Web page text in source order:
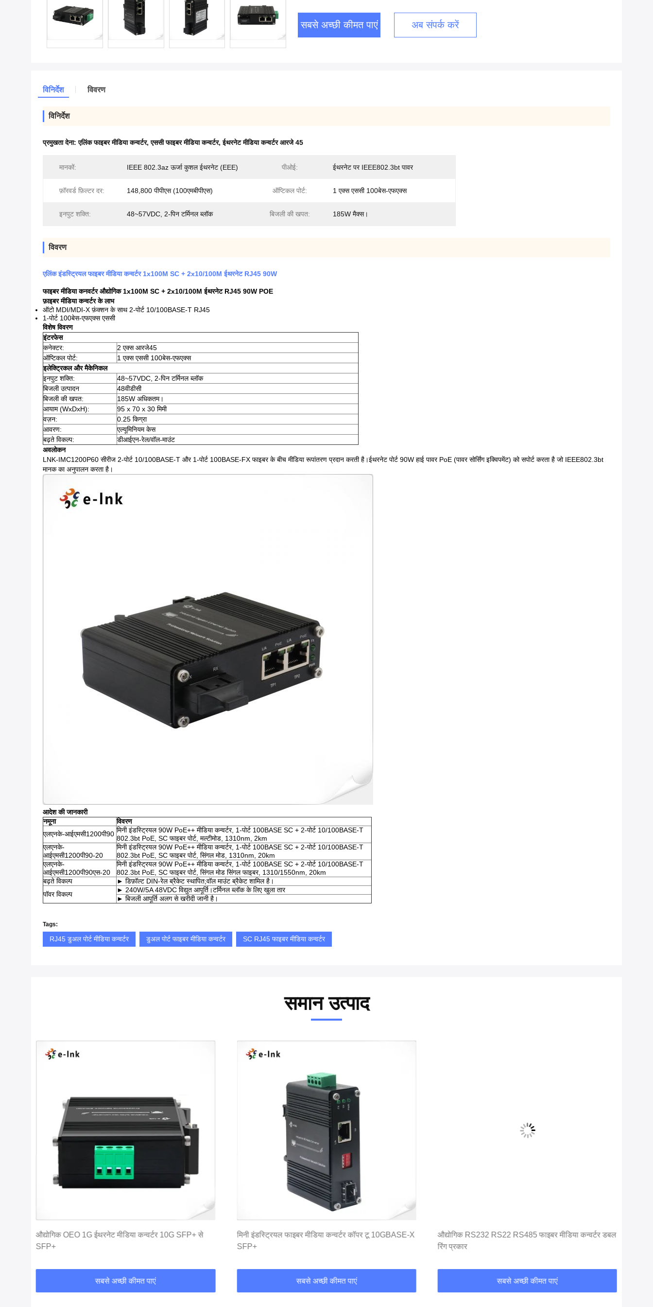
सबसे अच्छी कीमत पाएं अब संपर्क करें
विनिर्देश विवरण
विनिर्देश
प्रमुखता देना:एलिंक फाइबर मीडिया कन्वर्टर,एससी फाइबर मीडिया कन्वर्टर,ईथरनेट मीडिया कन्वर्टर आरजे 45
मानकों: IEEE 802.3az ऊर्जा कुशल ईथरनेट (EEE) पीओई: ईथरनेट पर IEEE802.3bt पावर
फ़ॉरवर्ड फ़िल्टर दर: 148,800 पीपीएस (100एमबीपीएस) ऑप्टिकल पोर्ट: 1 एक्स एससी 100बेस-एफएक्स
इनपुट शक्ति: 48~57VDC, 2-पिन टर्मिनल ब्लॉक बिजली की खपत: 185W मैक्स।
विवरण
एलिंक इंडस्ट्रियल फाइबर मीडिया कन्वर्टर 1x100M SC + 2x10/100M ईथरनेट RJ45 90W
फाइबर मीडिया कनवर्टर औद्योगिक 1x100M SC + 2x10/100M ईथरनेट RJ45 90W POE
फ़ाइबर मीडिया कन्वर्टर के लाभ
ऑटो MDI/MDI-X फ़ंक्शन के साथ 2-पोर्ट 10/100BASE-T RJ45
1-पोर्ट 100बेस-एफएक्स एससी
विशेष विवरण
इंटरफेस
कनेक्टर:
2 एक्स आरजे45
ऑप्टिकल पोर्ट:
1 एक्स एससी 100बेस-एफएक्स
इलेक्ट्रिकल और मैकेनिकल
इनपुट शक्ति:
48~57VDC, 2-पिन टर्मिनल ब्लॉक
बिजली उत्पादन
48वीडीसी
बिजली की खपत:
185W अधिकतम।
आयाम (WxDxH):
95 x 70 x 30 मिमी
वज़न:
0.25 किग्रा
आवरण:
एल्यूमिनियम केस
बढ़ते विकल्प:
डीआईएन-रेल/वॉल-माउंट
अवलोकन
LNK-IMC1200P60 सीरीज 2-पोर्ट 10/100BASE-T और 1-पोर्ट 100BASE-FX फाइबर के बीच मीडिया रूपांतरण प्रदान करती है।ईथरनेट पोर्ट 90W हाई पावर PoE (पावर सोर्सिंग इक्विपमेंट) को सपोर्ट करता है जो IEEE802.3bt
मानक का अनुपालन करता है।
आदेश की जानकारी
नमूना
विवरण
एलएनके-आईएमसी1200पी90 मिनी इंडस्ट्रियल 90W PoE++ मीडिया कन्वर्टर, 1-पोर्ट 100BASE SC + 2-पोर्ट 10/100BASE-T
802.3bt PoE, SC फाइबर पोर्ट, मल्टीमोड, 1310nm, 2km
एलएनके-
आईएमसी1200पी90-20
मिनी इंडस्ट्रियल 90W PoE++ मीडिया कन्वर्टर, 1-पोर्ट 100BASE SC + 2-पोर्ट 10/100BASE-T
802.3bt PoE, SC फाइबर पोर्ट, सिंगल मोड, 1310nm, 20km
एलएनके-
आईएमसी1200पी90एस-20
मिनी इंडस्ट्रियल 90W PoE++ मीडिया कन्वर्टर, 1-पोर्ट 100BASE SC + 2-पोर्ट 10/100BASE-T
802.3bt PoE, SC फाइबर पोर्ट, सिंगल मोड सिंगल फाइबर, 1310/1550nm, 20km
बढ़ते विकल्प
► डिफ़ॉल्ट DIN-रेल ब्रैकेट स्थापित;वॉल माउंट ब्रैकेट शामिल है।
पॉवर विकल्प
► 240W/5A 48VDC विद्युत आपूर्ति।टर्मिनल ब्लॉक के लिए खुला तार
► बिजली आपूर्ति अलग से खरीदी जानी है।
Tags:
RJ45 डुअल पोर्ट मीडिया कन्वर्टर डुअल पोर्ट फाइबर मीडिया कन्वर्टर SC RJ45 फाइबर मीडिया कन्वर्टर
समान उत्पाद
औद्योगिक OEO 1G ईथरनेट मीडिया कन्वर्टर 10G SFP+ से
SFP+
सबसे अच्छी कीमत पाएं
मिनी इंडस्ट्रियल फाइबर मीडिया कन्वर्टर कॉपर टू 10GBASE-X
SFP+
सबसे अच्छी कीमत पाएं
औद्योगिक RS232 RS22 RS485 फाइबर मीडिया कन्वर्टर डबल
रिंग प्रकार
सबसे अच्छी कीमत पाएं